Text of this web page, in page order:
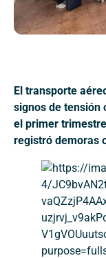
El transporte
signos de tensión
el primer
registró demoras